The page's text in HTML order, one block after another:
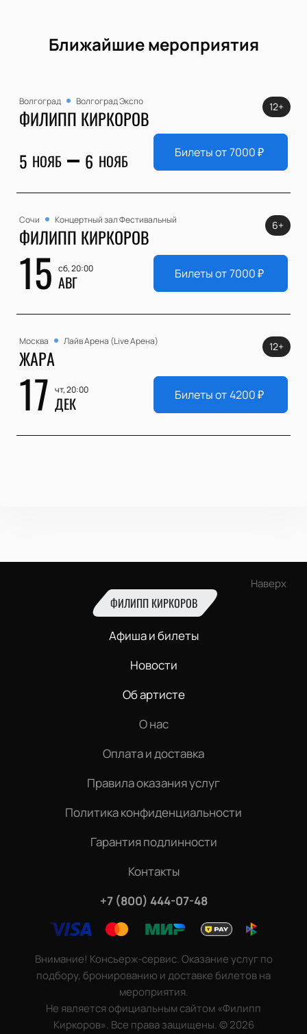
Ближайшие мероприятия
Волгоград Волгоград Экспо
ФИЛИПП КИРКОРОВ
5 НОЯБ 6 НОЯБ
12+
Билеты от7000₽
Сочи Концертный зал Фестивальный
ФИЛИПП КИРКОРОВ
15 сб, 20:00
АВГ
6+
Билеты от7000₽
Москва Лайв Арена (Live Арена)
ЖАРА
17 чт, 20:00
ДЕК
12+
Билеты от4200₽
Наверх
ФИЛИПП КИРКОРОВ
Афиша и билеты
Новости
Об артисте
О нас
Оплата и доставка
Правила оказания услуг
Политика конфиденциальности
Гарантия подлинности
Контакты
+7 (800) 444-07-48
Внимание! Консьерж-сервис. Оказание услуг по
подбору, бронированию и доставке билетов на
мероприятия.
Не является официальным сайтом «Филипп
Киркоров». Все права защищены.©2026